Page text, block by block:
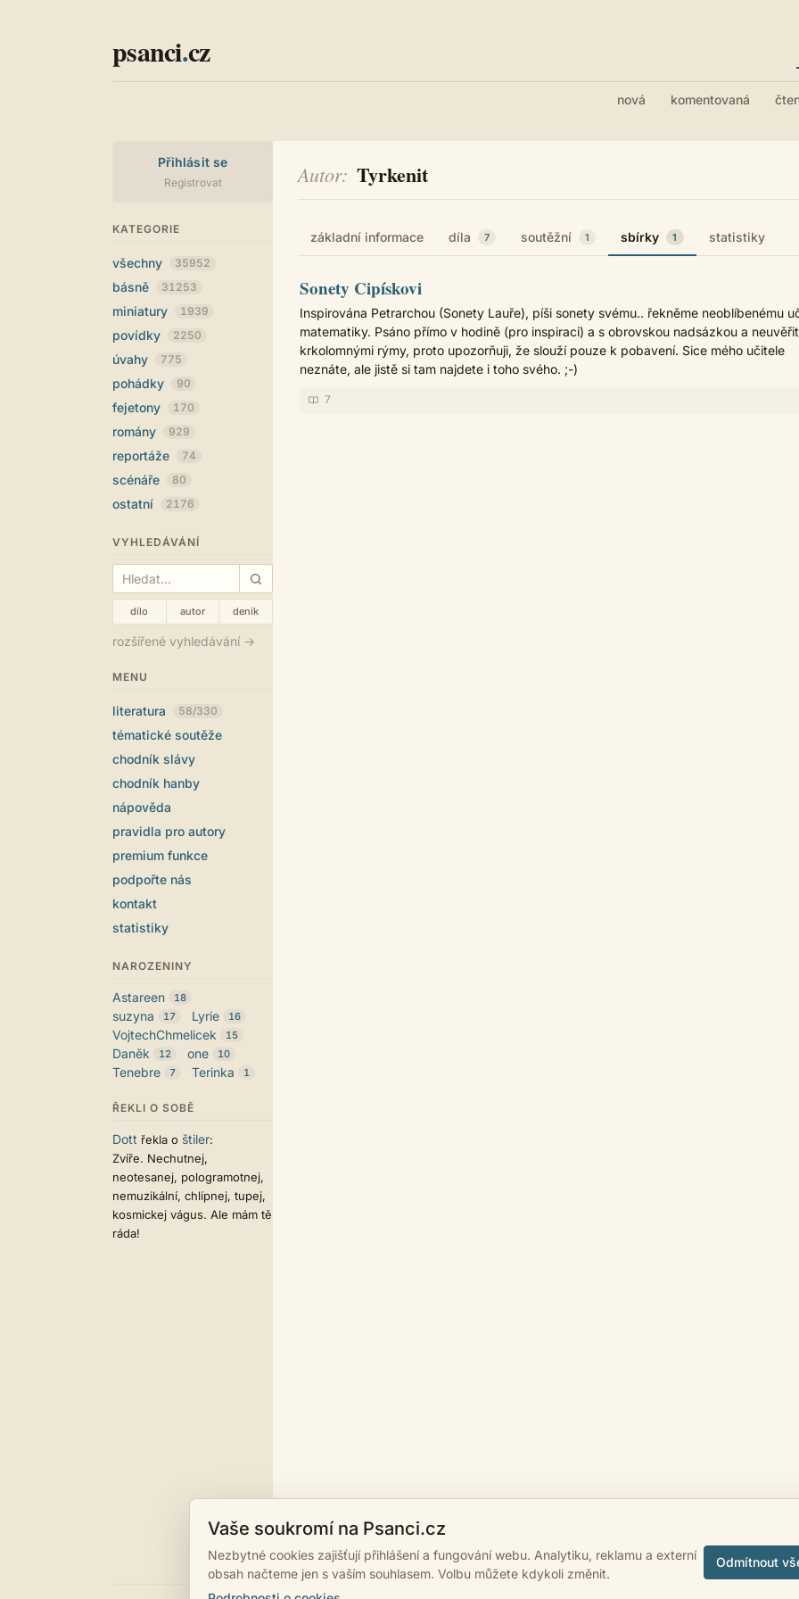
psanci.cz
nová komentovaná
Přihlásit se
Registrovat
KATEGORIE
všechny 35952
básně 31253
miniatury 1939
povídky 2250
úvahy 775
pohádky 90
fejetony 170
romány 929
reportáže 74
scénáře 80
ostatní 2176
VYHLEDÁVÁNÍ
dílo autor deník
rozšířené vyhledávání →
MENU
literatura 58/330
tématické soutěže
chodník slávy
chodník hanby
nápověda
pravidla pro autory
premium funkce
podpořte nás
kontakt
statistiky
NAROZENINY
Astareen 18
suzyna 17 Lyrie 16
VojtechChmelicek 15
Daněk 12 one 10
Tenebre 7 Terinka 1
ŘEKLI O SOBĚ
Dott řekla o štiler:
Zvíře. Nechutnej,
neotesanej, pologramotnej,
nemuzikální, chlípnej, tupej,
kosmickej vágus. Ale mám tě
ráda!
Autor Tyrkenit
základní informace díla 7 soutěžní 1 sbírky 1 statistiky
Sonety Cipískovi
Inspirována Petrarchou (Sonety Lauře), píši sonety svému.. řekněme neoblíbenému
matematiky. Psáno přímo v hodině (pro inspiraci) a s obrovskou nadsázkou a
krkolomnými rýmy, proto upozorňuji, že slouží pouze k pobavení. Sice mého učitele
neznáte, ale jistě si tam najdete i toho svého. ;-)
7
Vaše soukromí na Psanci.cz
Nezbytné cookies zajišťují přihlášení a fungování webu. Analytiku, reklamu a externí
obsah načteme jen s vaším souhlasem. Volbu můžete kdykoli změnit.
Odmítnout